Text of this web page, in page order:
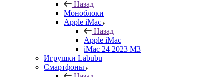
Назад
Моноблоки
Apple iMac
Назад
Apple iMac
iMac 24 2023 M3
Игрушки Labubu
Смартфоны